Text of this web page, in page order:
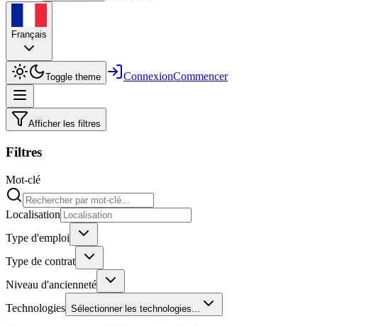
Français
Toggle theme ConnexionCommencer
Afficher les filtres
Filtres
Mot-clé
Localisation
Type d'emploi
Type de contrat
Niveau d'ancienneté
Technologies Sélectionner les technologies...